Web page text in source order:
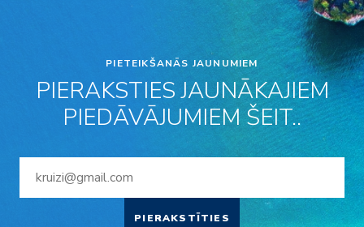
PIETEIKŠANĀS JAUNUMIEM
PIERAKSTIES JAUNĀKAJIEM
PIEDĀVĀJUMIEM ŠEIT..
PIERAKSTĪTIES